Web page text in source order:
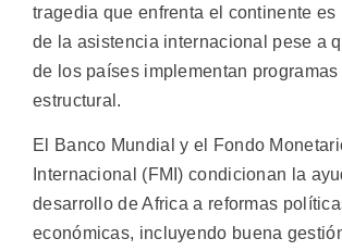
tragedia que enfrenta el continente es
de la asistencia internacional pese a
de los países implementan
estructural.
El Banco Mundial y el Fondo
Internacional (FMI) condicionan la
desarrollo de Africa a reformas
económicas, incluyendo buena